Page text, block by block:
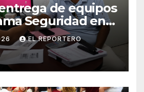
de equipos
Seguridad en
EL REPORTERO